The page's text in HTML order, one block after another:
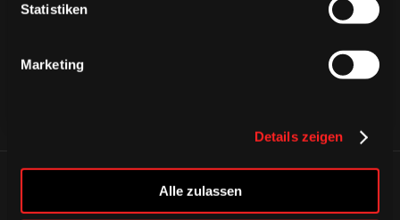
Statistiken
Marketing
Details zeigen
Alle zulassen
ÄHNLICHE NEWS